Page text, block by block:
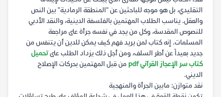
التقليدي، بل هو موجه للباحثين عن "المنطقة الرمادية" بين النص
والعقل. يناسب الطلاب المهتمين بالفلسفة الدينية، والنقد الأدبي
للنصوص المقدسة، وكل من يجد في نفسه جرأة على مراجعة
المسلمات. إنه كتاب لمن يريد فهم كيف يمكن للدين أن يتنفس من
جديد بعيداً عن أطر السلف، ومن أجل ذلك يزداد الطلب علىتحميل
كتاب سر الإعجاز القرآني pdf
من قبل المهتمين بحركات الإصلاح
الديني.
نقد متوازن: مابين الجرأة والمنهجية